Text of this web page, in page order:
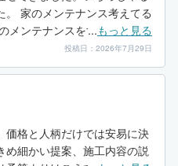
家のメンテナンス考えてる
メンテナンスをする時もよろ
ありがとうございました。
...もっと見る
投稿日：2026年7月29日
価格と人柄だけでは安易に決
細かい提案、施工内容の説